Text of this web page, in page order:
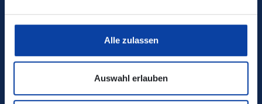
Alle zulassen
Auswahl erlauben
kostenfrei täglich 8 - 20 Uhr
Ihr Kontakt zu uns